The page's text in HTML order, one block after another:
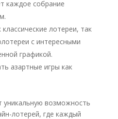
каждое собрание
лотереи, так
с интересными
графикой.
азартные игры как
уникальную возможность
лотерей, где каждый